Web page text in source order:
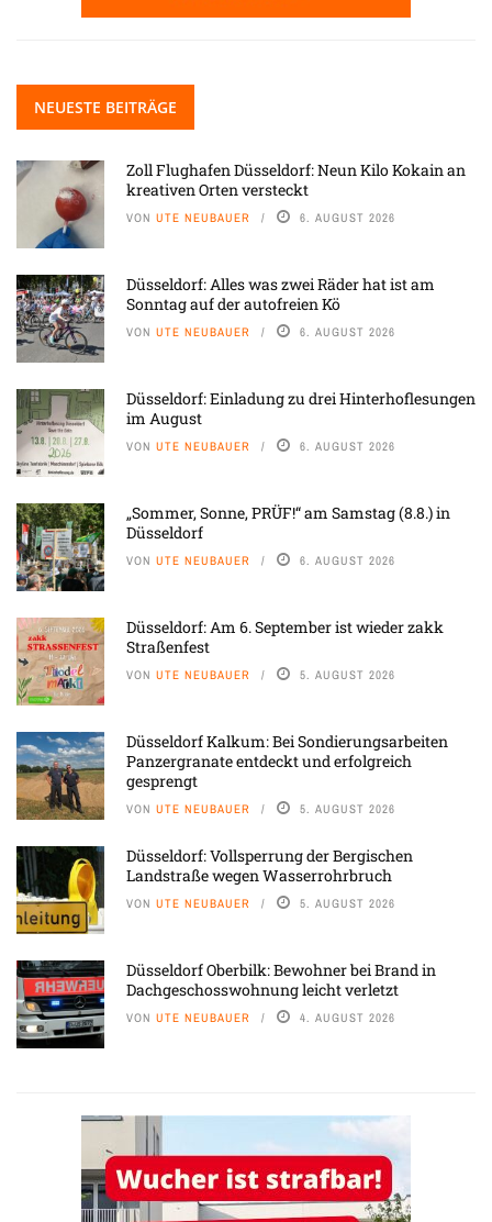
NEUESTE BEITRÄGE
Zoll Flughafen Düsseldorf: Neun Kilo Kokain an
kreativen Orten versteckt
VON UTE NEUBAUER 6. AUGUST 2026
Düsseldorf: Alles was zwei Räder hat ist am
Sonntag auf der autofreien Kö
VON UTE NEUBAUER 6. AUGUST 2026
Düsseldorf: Einladung zu drei Hinterhoflesungen
im August
VON UTE NEUBAUER 6. AUGUST 2026
„Sommer, Sonne, PRÜF!“ am Samstag (8.8.) in
Düsseldorf
VON UTE NEUBAUER 6. AUGUST 2026
Düsseldorf: Am 6. September ist wieder zakk
Straßenfest
VON UTE NEUBAUER 5. AUGUST 2026
Düsseldorf Kalkum: Bei Sondierungsarbeiten
Panzergranate entdeckt und erfolgreich
gesprengt
VON UTE NEUBAUER 5. AUGUST 2026
Düsseldorf: Vollsperrung der Bergischen
Landstraße wegen Wasserrohrbruch
VON UTE NEUBAUER 5. AUGUST 2026
Düsseldorf Oberbilk: Bewohner bei Brand in
Dachgeschosswohnung leicht verletzt
VON UTE NEUBAUER 4. AUGUST 2026